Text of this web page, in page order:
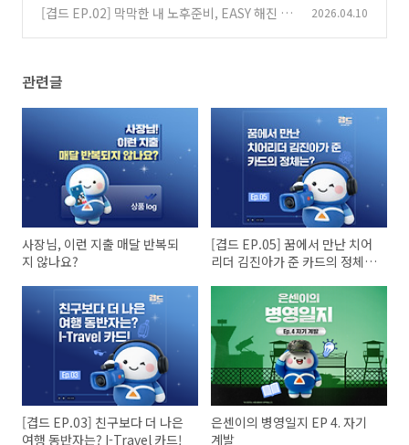
[겹드 EP.02] 막막한 내 노후준비, EASY 해진 이
2026.04.10
관련글
사장님, 이런 지출 매달 반복되
지 않나요?
[겹드 EP.05] 꿈에서 만난 치어
리더 김진아가 준 카드의 정체
[겹드 EP.03] 친구보다 더 나은
여행 동반자는? I-Travel 카드!
은센이의 병영일지 EP 4. 자기
계발